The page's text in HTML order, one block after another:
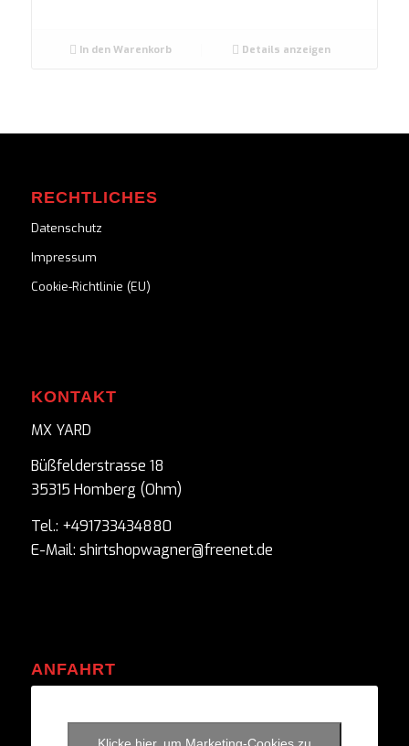
In den Warenkorb Details anzeigen
RECHTLICHES
Datenschutz
Impressum
Cookie-Richtlinie (EU)
KONTAKT
MX YARD
Büßfelderstrasse 18
35315 Homberg (Ohm)
Tel.: +491733434880
E-Mail: shirtshopwagner@freenet.de
ANFAHRT